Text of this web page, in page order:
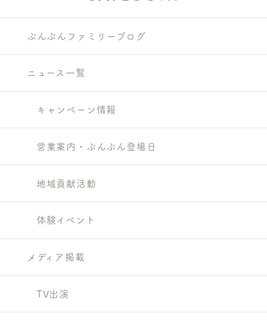
ぶんぶんファミリーブログ
ニュース一覧
キャンペーン情報
営業案内・ぶんぶん登場日
地域貢献活動
体験イベント
メディア掲載
TV出演